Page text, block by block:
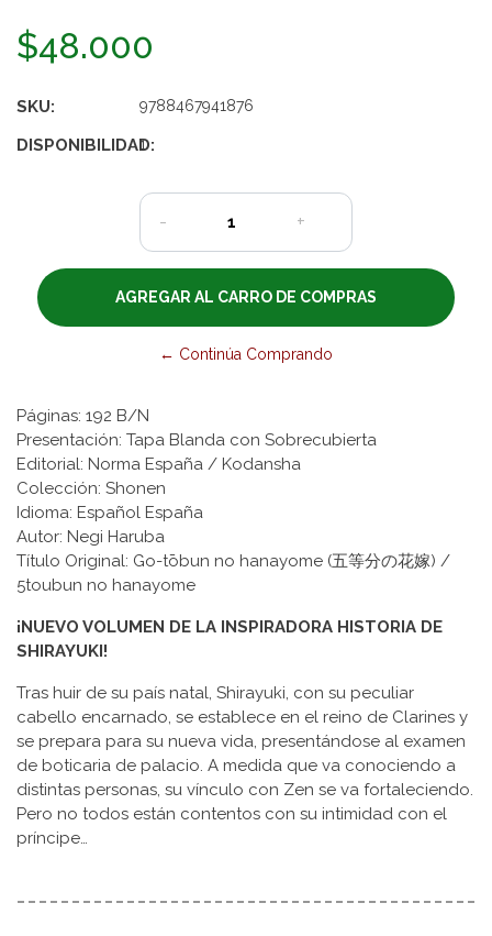
$48.000
SKU: 9788467941876
DISPONIBILIDAD:
1
- +
← Continúa Comprando
Páginas: 192 B/N
Presentación: Tapa Blanda con Sobrecubierta
Editorial: Norma España / Kodansha
Colección: Shonen
Idioma: Español España
Autor: Negi Haruba
Título Original: Go-tōbun no hanayome (五等分の花嫁) /
5toubun no hanayome
¡NUEVO VOLUMEN DE LA INSPIRADORA HISTORIA DE
SHIRAYUKI!
Tras huir de su país natal, Shirayuki, con su peculiar
cabello encarnado, se establece en el reino de Clarines y
se prepara para su nueva vida, presentándose al examen
de boticaria de palacio. A medida que va conociendo a
distintas personas, su vínculo con Zen se va fortaleciendo.
Pero no todos están contentos con su intimidad con el
príncipe…